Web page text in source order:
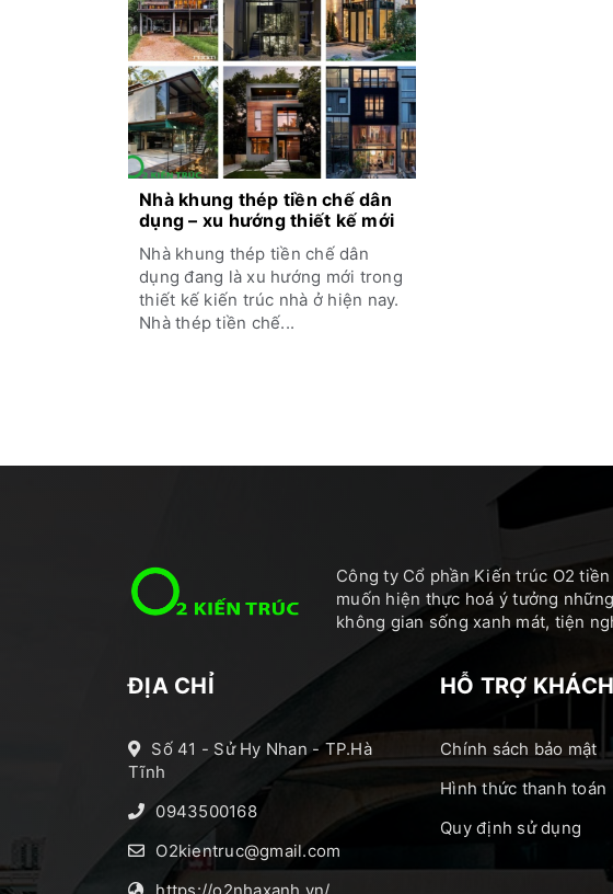
Nhà khung thép tiền chế dân
dụng – xu hướng thiết kế mới
Nhà khung thép tiền chế dân
dụng đang là xu hướng mới trong
thiết kế kiến trúc nhà ở hiện nay.
Nhà thép tiền chế...
Công ty Cổ phần Kiến trúc O2
muốn hiện thực hoá ý tưởng
không gian sống xanh mát, tiện
ĐỊA CHỈ
Số 41 - Sử Hy Nhan - TP.Hà
Tĩnh
0943500168
O2kientruc@gmail.com
HỖ TRỢ
Chính sách bảo mật
Hình thức thanh toán
Quy định sử dụng